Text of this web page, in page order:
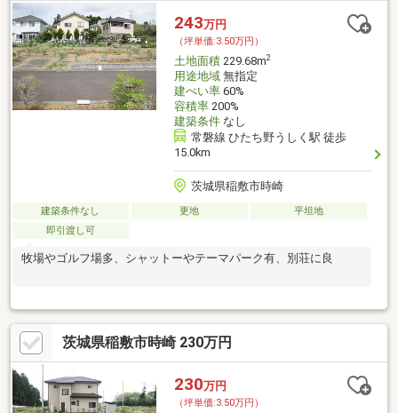
243万円
（坪単価:3.50万円）
土地面積229.68m2
用途地域無指定
建ぺい率60%
容積率200%
建築条件なし
常磐線 ひたち野うしく駅 徒歩
15.0km
茨城県稲敷市時崎
建築条件なし 更地
平坦地
即引渡し可
牧場やゴルフ場多、シャットーやテーマパーク有、別荘に良
茨城県稲敷市時崎 230万円
230万円
（坪単価:3.50万円）